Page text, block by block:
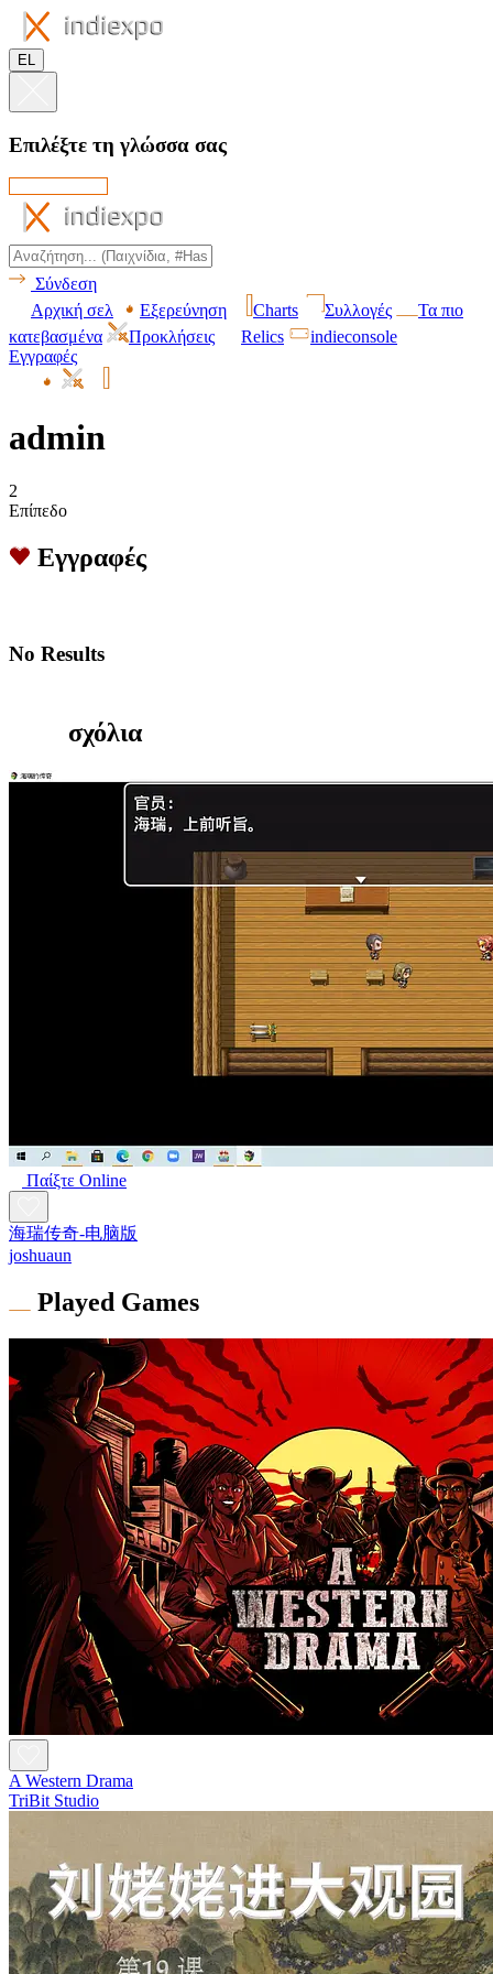
EL
Επιλέξτε τη γλώσσα σας
Σύνδεση
Αρχική σελ
Εξερεύνηση Charts Συλλογές
Τα πιο
κατεβασμένα
Προκλήσεις Relics
indieconsole
Εγγραφές
admin
2
Επίπεδο
Εγγραφές
No Results
σχόλια
Παίξτε Online
海瑞传奇-电脑版
joshuaun
Played Games
A Western Drama
TriBit Studio